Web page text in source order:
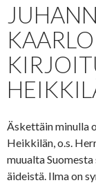
Äskettäin minulla
Heikkilän, o.s.
muualta
äideistä. Ilma on